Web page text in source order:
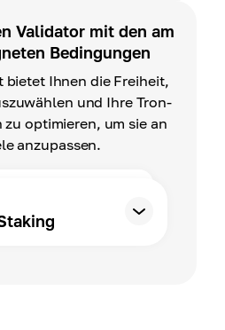
Validator mit den am
Bedingungen
bietet Ihnen die Freiheit,
und Ihre Tron-
optimieren, um sie an
anzupassen.